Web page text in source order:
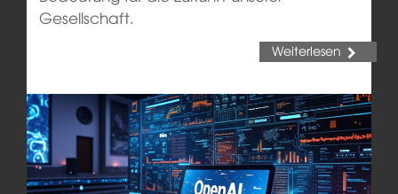
Gesellschaft.
Weiterlesen